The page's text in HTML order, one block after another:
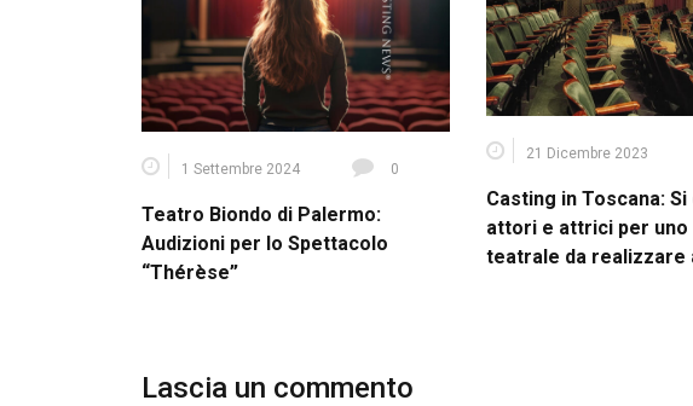
1 Settembre 2024 0
Teatro Biondo di Palermo:
Audizioni per lo Spettacolo
“Thérèse”
21 Dicembre 2023
Casting in Toscana:
attori e attrici per
teatrale da realizzare
Lascia un commento